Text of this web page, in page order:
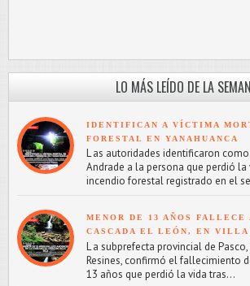
LO MÁS LEÍDO DE LA
IDENTIFICAN A VÍCTIMA
FORESTAL EN YANAHUANCA
L as autoridades identificaron
Andrade a la persona que perdió
incendio forestal registrado en el
MENOR DE 13 AÑOS FALLECE
CASCADA EL LEÓN, EN VILLA
L a subprefecta provincial de Pasco,
Resines, confirmó el fallecimiento
13 años que perdió la vida tras...